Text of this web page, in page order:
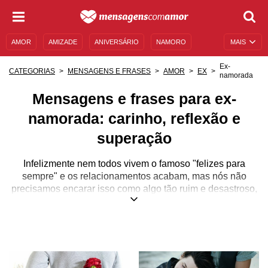
MAIS
AMOR AMIZADE ANIVERSÁRIO NAMORO
BÍBLIA
CATEGORIAS MENSAGENS E FRASES AMOR EX
Ex-
namorada
Mensagens e frases para ex-
namorada: carinho, reflexão e
superação
Infelizmente nem todos vivem o famoso "felizes para
sempre" e os relacionamentos acabam, mas nós não
precisamos encarar isso como algo tão ruim e desastroso,
podendo manter a amizade entre as duas partes e até
Em todos os casos, a sua ex-namorada pode ainda ser